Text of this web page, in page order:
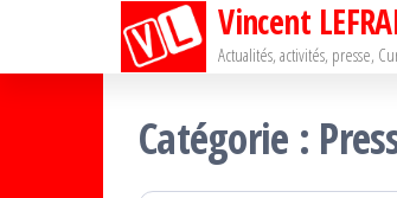
Vincent
Actualités, activités, presse,
Catégorie :